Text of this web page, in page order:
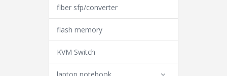
fiber sfp/converter
flash memory
KVM Switch
laptop notebook